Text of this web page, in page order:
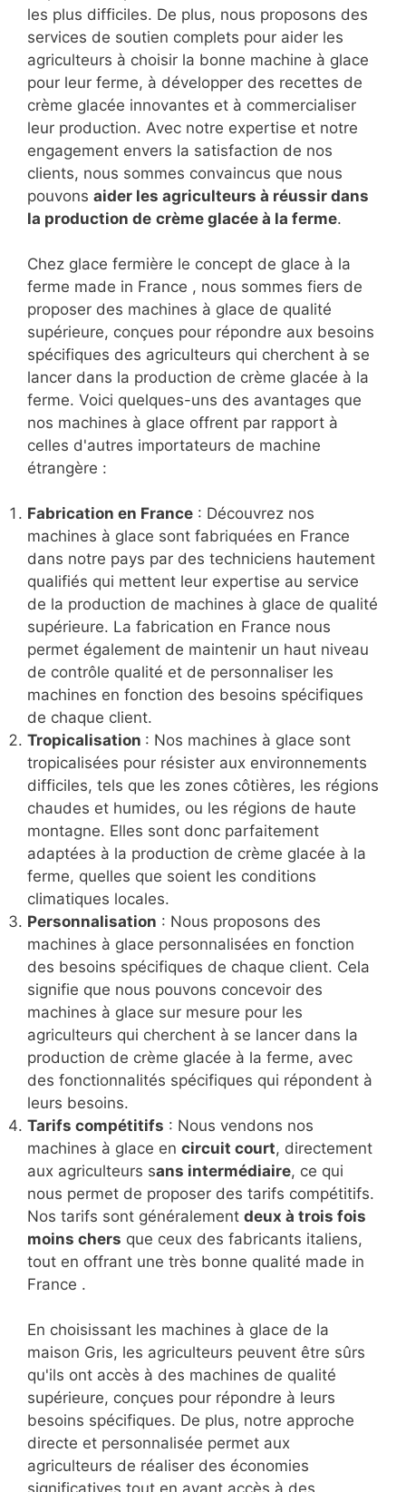
les plus difficiles. De plus, nous proposons des
services de soutien complets pour aider les
agriculteurs à choisir la bonne machine à glace
pour leur ferme, à développer des recettes de
crème glacée innovantes et à commercialiser
leur production. Avec notre expertise et notre
engagement envers la satisfaction de nos
clients, nous sommes convaincus que nous
pouvons aider les agriculteurs à réussir dans
la production de crème glacée à la ferme.
Chez glace fermière le concept de glace à la
ferme made in France , nous sommes fiers de
proposer des machines à glace de qualité
supérieure, conçues pour répondre aux besoins
spécifiques des agriculteurs qui cherchent à se
lancer dans la production de crème glacée à la
ferme. Voici quelques-uns des avantages que
nos machines à glace offrent par rapport à
celles d'autres importateurs de machine
étrangère :
Fabrication en France : Découvrez nos
machines à glace sont fabriquées en France
dans notre pays par des techniciens hautement
qualifiés qui mettent leur expertise au service
de la production de machines à glace de qualité
supérieure. La fabrication en France nous
permet également de maintenir un haut niveau
de contrôle qualité et de personnaliser les
machines en fonction des besoins spécifiques
de chaque client.
Tropicalisation : Nos machines à glace sont
tropicalisées pour résister aux environnements
difficiles, tels que les zones côtières, les régions
chaudes et humides, ou les régions de haute
montagne. Elles sont donc parfaitement
adaptées à la production de crème glacée à la
ferme, quelles que soient les conditions
climatiques locales.
Personnalisation : Nous proposons des
machines à glace personnalisées en fonction
des besoins spécifiques de chaque client. Cela
signifie que nous pouvons concevoir des
machines à glace sur mesure pour les
agriculteurs qui cherchent à se lancer dans la
production de crème glacée à la ferme, avec
des fonctionnalités spécifiques qui répondent à
leurs besoins.
Tarifs compétitifs : Nous vendons nos
machines à glace en circuit court, directement
aux agriculteurs sans intermédiaire, ce qui
nous permet de proposer des tarifs compétitifs.
Nos tarifs sont généralement deux à trois fois
moins chers que ceux des fabricants italiens,
tout en offrant une très bonne qualité made in
France .
En choisissant les machines à glace de la
maison Gris, les agriculteurs peuvent être sûrs
qu'ils ont accès à des machines de qualité
supérieure, conçues pour répondre à leurs
besoins spécifiques. De plus, notre approche
directe et personnalisée permet aux
agriculteurs de réaliser des économies